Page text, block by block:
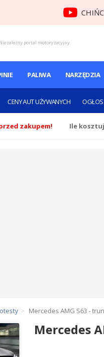
Niezależny portal motoryzacyjny
CENY AUT UŻYWANYCH
PALIWA NARZĘDZIA
zakupem! Ile
Mercedes AMG S63 -
Mercedes